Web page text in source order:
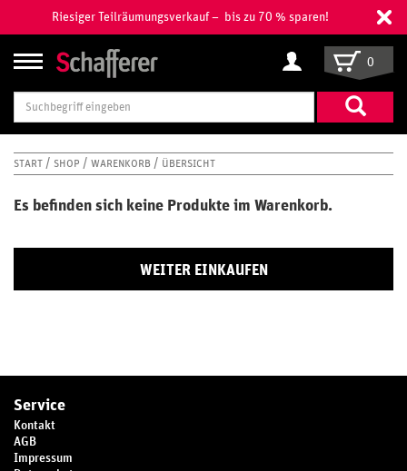
Riesiger Teilräumungsverkauf – bis zu 70 % sparen!
Suchbegriff
eingeben
0
START SHOP WARENKORB ÜBERSICHT
Es befinden sich keine Produkte im Warenkorb.
WEITER EINKAUFEN
Service
Kontakt
AGB
Impressum